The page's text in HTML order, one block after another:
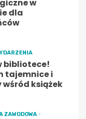
w
dla
bibliotece!
tajemnice i
książek
ZAWODOWA